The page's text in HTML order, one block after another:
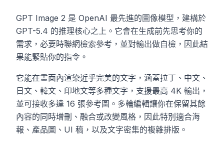
GPT Image 2 是 OpenAI 最先進的圖像模型，建構於
GPT-5.4 的推理核心之上。它會在生成前先思考你的
需求，必要時聯網檢索參考，並對輸出做自檢，因此結
果能緊貼你的指令。
它能在畫面內渲染近乎完美的文字，涵蓋拉丁、中文、
日文、韓文、印地文等多種文字，支援最高 4K 輸出，
並可接收多達 16 張參考圖。多輪編輯讓你在保留其餘
內容的同時增刪、融合或改變風格，因此特別適合海
報、產品圖、UI 稿，以及文字密集的複雜排版。